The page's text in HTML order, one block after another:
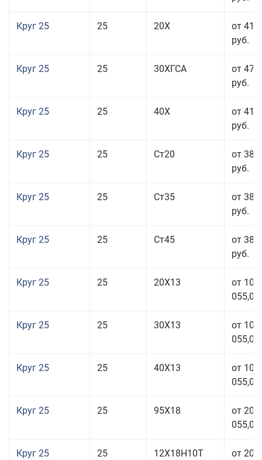
Круг 25 25 20Х
от 41
руб.
Круг 25 25 30ХГСА
от 47
руб.
Круг 25 25 40Х
от 41
руб.
Круг 25 25 Ст20
от 38
руб.
Круг 25 25 Ст35
от 38
руб.
Круг 25 25 Ст45
от 38
руб.
Круг 25 25 20Х13
от 103
055,00
Круг 25 25 30Х13
от 103
055,00
Круг 25 25 40Х13
от 103
055,00
Круг 25 25 95Х18
от 208
055,00
Круг 25 25 12Х18Н10Т
от 208